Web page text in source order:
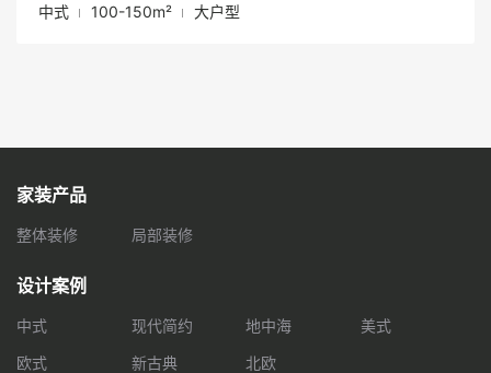
中式 100-150m² 大户型
家装产品
整体装修 局部装修
设计案例
中式 现代简约 地中海
美式
欧式
新古典 北欧